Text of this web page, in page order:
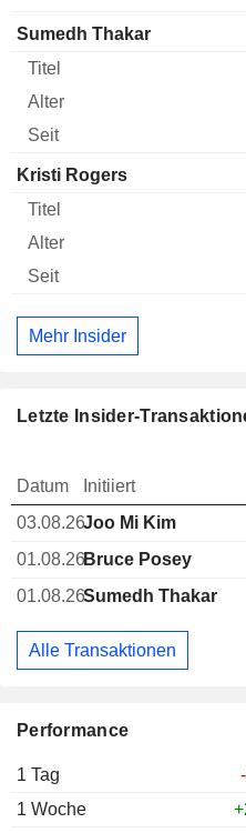
Performance
1 Tag
1 Woche
Sumedh Thakar
Kristi Rogers
Mehr Insider
Letzte Insider-
Datum Initiiert
03.08.26Joo Mi Kim
01.08.26Bruce Posey
01.08.26Sumedh Thakar
Alle Transaktionen